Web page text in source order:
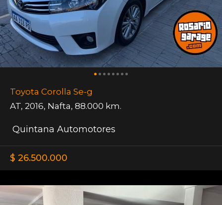
Toyota Corolla Se-g
AT, 2016, Nafta, 88.000 km.
Quintana Automotores
$ 26.500.000